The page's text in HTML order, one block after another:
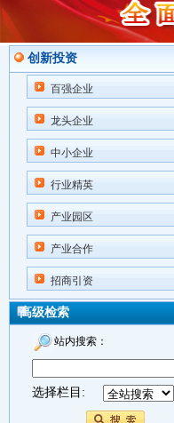
创新投资
百强企业
龙头企业
中小企业
行业精英
产业园区
产业合作
招商引资
高级检索
站内搜索：
选择栏目: